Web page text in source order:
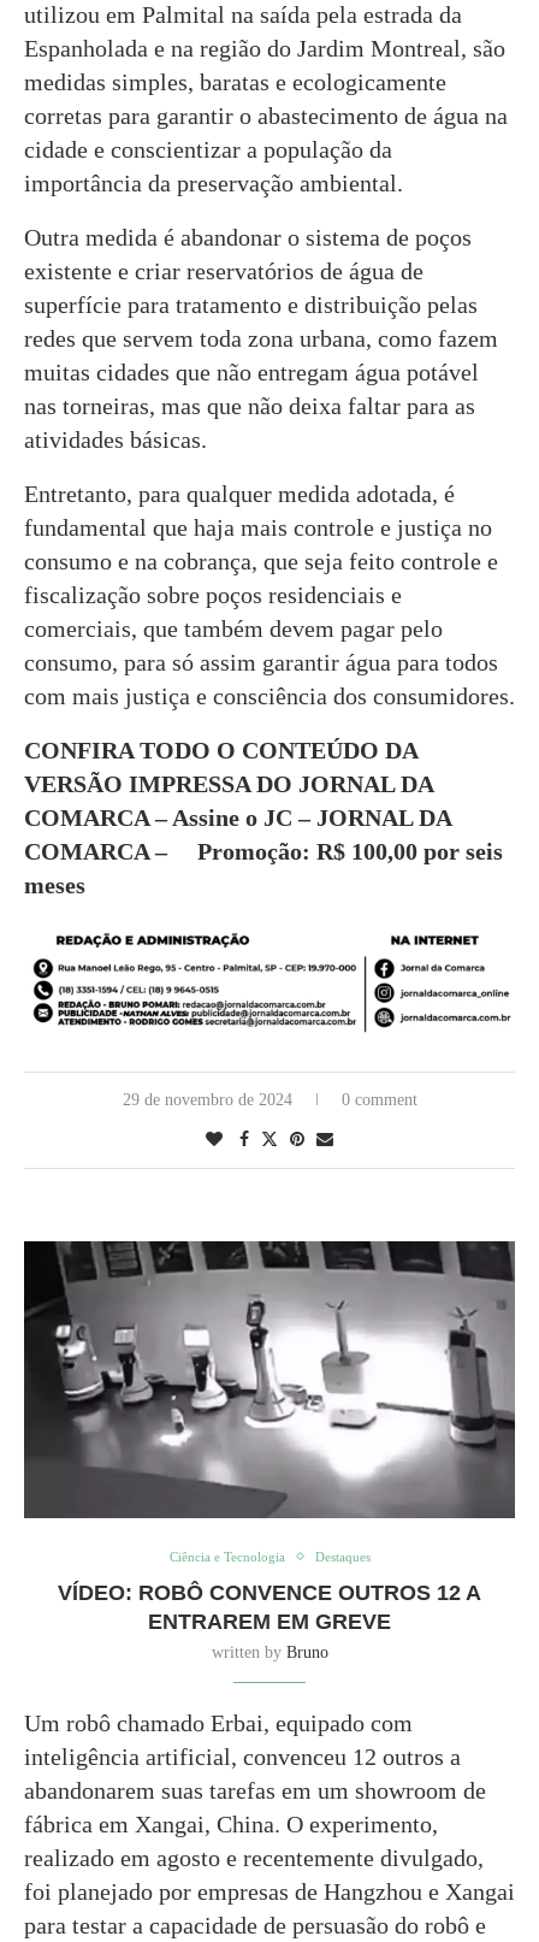
utilizou em Palmital na saída pela estrada da
Espanholada e na região do Jardim Montreal, são
medidas simples, baratas e ecologicamente
corretas para garantir o abastecimento de água na
cidade e conscientizar a população da
importância da preservação ambiental.
Outra medida é abandonar o sistema de poços
existente e criar reservatórios de água de
superfície para tratamento e distribuição pelas
redes que servem toda zona urbana, como fazem
muitas cidades que não entregam água potável
nas torneiras, mas que não deixa faltar para as
atividades básicas.
Entretanto, para qualquer medida adotada, é
fundamental que haja mais controle e justiça no
consumo e na cobrança, que seja feito controle e
fiscalização sobre poços residenciais e
comerciais, que também devem pagar pelo
consumo, para só assim garantir água para todos
com mais justiça e consciência dos consumidores.
CONFIRA TODO O CONTEÚDO DA
VERSÃO IMPRESSA DO JORNAL DA
COMARCA – Assine o JC – JORNAL DA
COMARCA – Promoção: R$ 100,00 por seis
meses
29 de novembro de 2024 0 comment
Ciência e Tecnologia Destaques
VÍDEO: ROBÔ CONVENCE OUTROS 12 A
ENTRAREM EM GREVE
written by Bruno
Um robô chamado Erbai, equipado com
inteligência artificial, convenceu 12 outros a
abandonarem suas tarefas em um showroom de
fábrica em Xangai, China. O experimento,
realizado em agosto e recentemente divulgado,
foi planejado por empresas de Hangzhou e Xangai
para testar a capacidade de persuasão do robô e